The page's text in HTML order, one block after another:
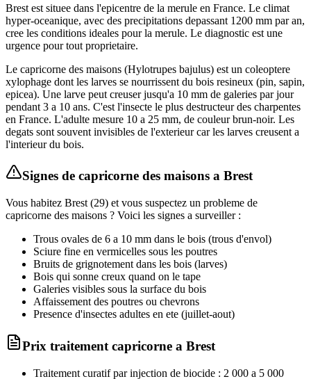
Brest est situee dans l'epicentre de la merule en France. Le climat
hyper-oceanique, avec des precipitations depassant 1200 mm par an,
cree les conditions ideales pour la merule. Le diagnostic est une
urgence pour tout proprietaire.
Le capricorne des maisons (Hylotrupes bajulus) est un coleoptere
xylophage dont les larves se nourrissent du bois resineux (pin, sapin,
epicea). Une larve peut creuser jusqu'a 10 mm de galeries par jour
pendant 3 a 10 ans. C'est l'insecte le plus destructeur des charpentes
en France. L'adulte mesure 10 a 25 mm, de couleur brun-noir. Les
degats sont souvent invisibles de l'exterieur car les larves creusent a
l'interieur du bois.
Signes de capricorne des maisons a Brest
Vous habitez Brest (29) et vous suspectez un probleme de
capricorne des maisons ? Voici les signes a surveiller :
Trous ovales de 6 a 10 mm dans le bois (trous d'envol)
Sciure fine en vermicelles sous les poutres
Bruits de grignotement dans les bois (larves)
Bois qui sonne creux quand on le tape
Galeries visibles sous la surface du bois
Affaissement des poutres ou chevrons
Presence d'insectes adultes en ete (juillet-aout)
Prix traitement capricorne a Brest
Traitement curatif par injection de biocide : 2 000 a 5 000